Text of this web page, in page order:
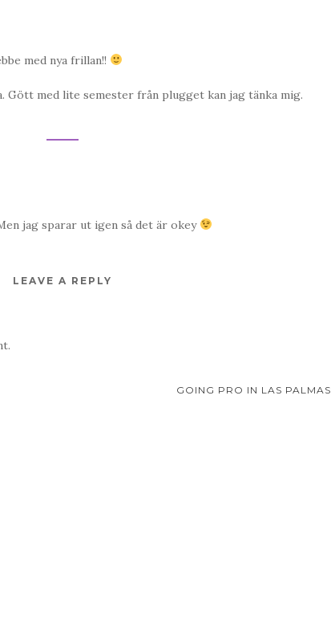
med nya frillan!!
Gött med lite semester från plugget kan jag tänka mig.
jag sparar ut igen så det är okey
LEAVE A REPLY
GOING PRO IN LAS PALMAS